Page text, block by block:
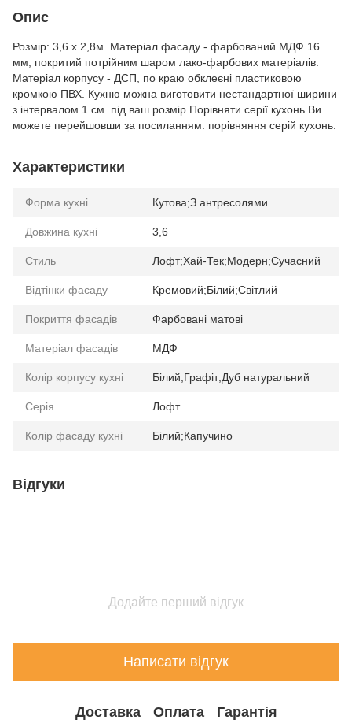
Опис
Розмір: 3,6 х 2,8м. Матеріал фасаду - фарбований МДФ 16
мм, покритий потрійним шаром лако-фарбових матеріалів.
Матеріал корпусу - ДСП, по краю обклеєні пластиковою
кромкою ПВХ. Кухню можна виготовити нестандартної ширини
з інтервалом 1 см. під ваш розмір Порівняти серії кухонь Ви
можете перейшовши за посиланням: порівняння серій кухонь.
Характеристики
Форма кухні Кутова;З антресолями
Довжина кухні 3,6
Стиль Лофт;Хай-Тек;Модерн;Сучасний
Відтінки фасаду Кремовий;Білий;Світлий
Покриття фасадів Фарбовані матові
Матеріал фасадів МДФ
Колір корпусу кухні Білий;Графіт;Дуб натуральний
Серія Лофт
Колір фасаду кухні Білий;Капучино
Відгуки
Додайте перший відгук
Написати відгук
Доставка Оплата Гарантія